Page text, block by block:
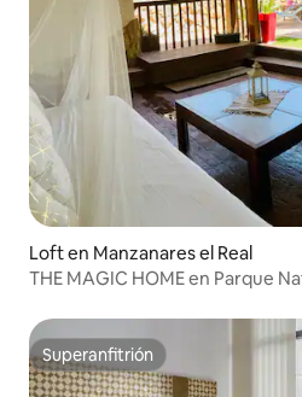
Loft en Manzanares el Real
THE MAGIC HOME en Parque
Superanfitrión
Superanfitrión